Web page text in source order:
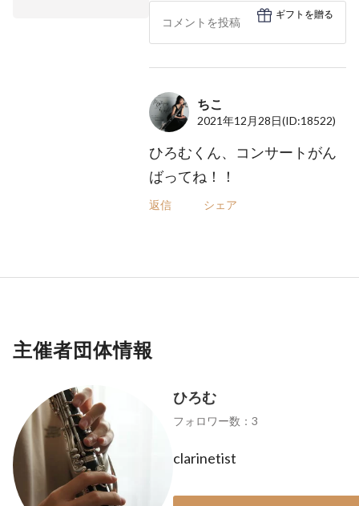
ギフトを贈る
ちこ
2021年12月28日(ID:18522)
ひろむくん、コンサートがん
ばってね！！
返信 シェア
主催者団体情報
ひろむ
フォロワー数：3
clarinetist